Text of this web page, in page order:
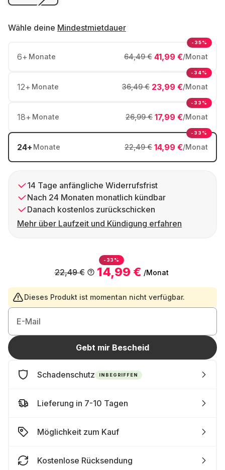
Wähle deine Mindestmietdauer
6+ Monate 41,99 €/Monat
64,49 €
-35%
12+ Monate 23,99 €/Monat
36,49 €
-34%
18+ Monate 17,99 €/Monat
26,99 €
-33%
24+ Monate 14,99 €/Monat
22,49 €
-33%
14 Tage anfängliche Widerrufsfrist
Nach 24 Monaten monatlich kündbar
Danach kostenlos zurückschicken
Mehr über Laufzeit und Kündigung erfahren
-33%
14,99 € /Monat
22,49 €
Dieses Produkt ist momentan nicht verfügbar.
E-Mail
Gebt mir Bescheid
Schadenschutz INBEGRIFFEN
Lieferung in 7-10 Tagen
Möglichkeit zum Kauf
Kostenlose Rücksendung